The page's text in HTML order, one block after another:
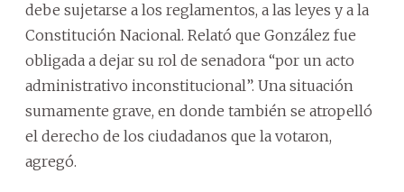
debe sujetarse a los reglamentos, a las leyes y a la
Constitución Nacional. Relató que González fue
obligada a dejar su rol de senadora “por un acto
administrativo inconstitucional”. Una situación
sumamente grave, en donde también se atropelló
el derecho de los ciudadanos que la votaron,
agregó.